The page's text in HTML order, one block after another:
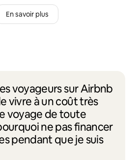
En savoir plus
voyageurs sur Airbnb
vivre à un coût très
voyage de toute
ne pas financer
pendant que je suis